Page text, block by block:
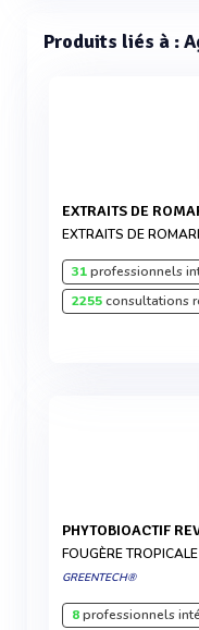
Produits liés à :
EXTRAITS DE
EXTRAITS DE
31professionnels
2255consultations
PHYTOBIOACTIF
FOUGÈRE
GREENTECH®
8professionnels